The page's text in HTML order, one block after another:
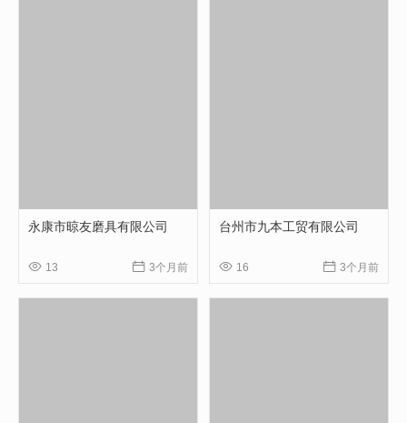
永康市晾友磨具有限公司
 13  3个月前
台州市九本工贸有限公司
 16  3个月前